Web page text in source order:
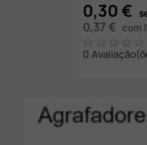
0,30 €
0,37 € com
0